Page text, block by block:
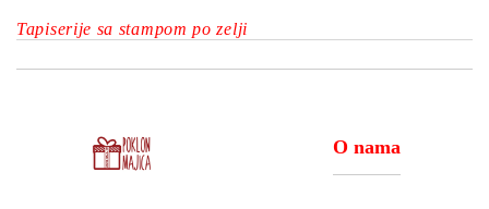
Tapiserije sa stampom po zelji
O nama